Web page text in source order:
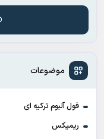
موضوعات
فول آلبوم ترکیه ای
ریمیکس